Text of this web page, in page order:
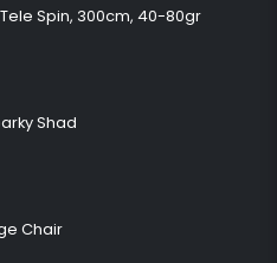
Spin, 300cm, 40-80gr
Shad
Chair